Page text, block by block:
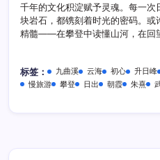
千年的文化积淀赋予灵魂。每一
块岩石，都镌刻着时光的密码。
精髓——在攀登中读懂山河，在回
标签： 九曲溪 云海 初心 升日峰
慢旅游
攀登 日出 朝霞 朱熹